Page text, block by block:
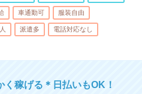
車通勤可 服装自由
派遣多 電話対応なし
稼げる＊日払いもOK！